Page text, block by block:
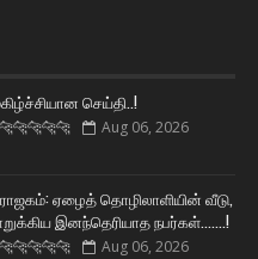
செய்தி..!
Aug 06, 2026
ஏழைத் தொழிலாளியின் வீடு,
இனந்தெரியாத நபர்கள்.......!
Aug 06, 2026